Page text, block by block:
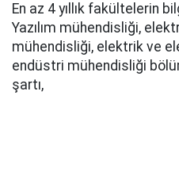
En az 4 yıllık fakültelerin
Yazılım mühendisliği,
mühendisliği, elektrik ve
endüstri mühendisliği
şartı,